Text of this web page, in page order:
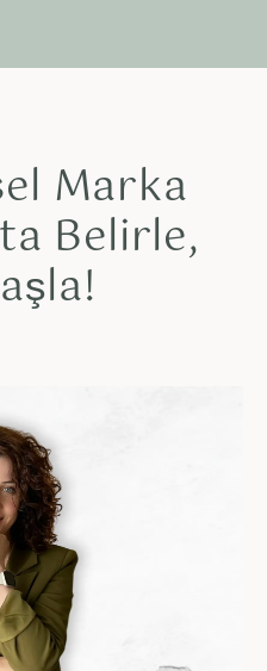
Marka
Belirle,